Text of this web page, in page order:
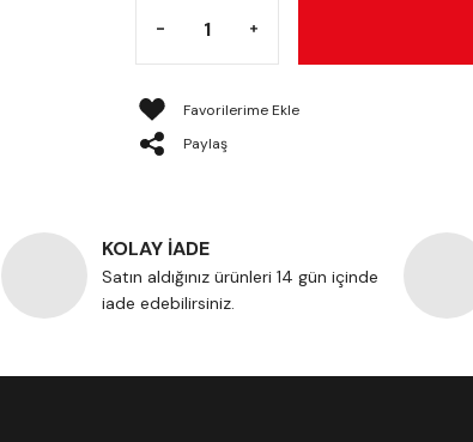
Paylaş
KOLAY İADE
Satın aldığınız ürünleri 14 gün içinde
iade edebilirsiniz.